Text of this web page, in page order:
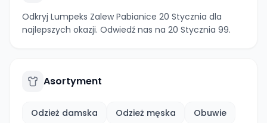
Odkryj Lumpeks Zalew Pabianice 20 Stycznia dla
najlepszych okazji. Odwiedź nas na 20 Stycznia 99.
Asortyment
Odzież damska Odzież męska
Obuwie